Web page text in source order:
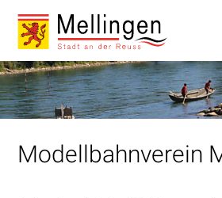
Navigieren in
Schnellnavigation
Modellbahnverein